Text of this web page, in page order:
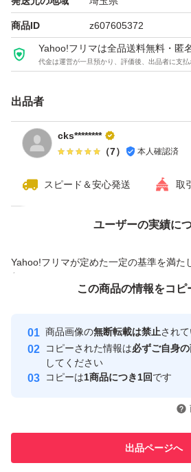
商品ID z607605372
Yahoo!フリマは全品送料無料・匿
代金は運営が一旦預かり、評価後、出品者に支
出品者
cks********
（7） 本人確認済
スピード＆安心発送 取
ユーザーの実績に
Yahoo!フリマが定めた一定の基準を満た
付与しています
安心取引出品者
心・安全
取引実績
引を完
での取引
価格の相談
この商品の情報をコピ
商品画像の無断転載は禁止され
コピーされた情報は必ずご自身
してください
コピーは1商品につき1回です
出品ページへ
この商品をみている人にオススメ